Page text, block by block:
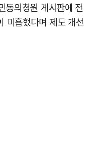
동의청원 게시판에 전
미흡했다며 제도 개선